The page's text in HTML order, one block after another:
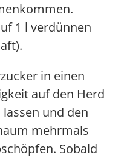
1 l verdünnen
in einen
auf den Herd
und den
mehrmals
Sobald